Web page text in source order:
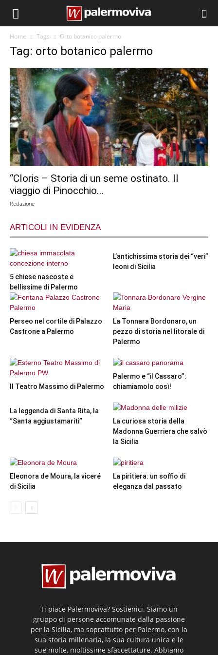
Home Tags Orto botanico palermo
Tag: orto botanico palermo
“Cloris – Storia di un seme ostinato. Il
viaggio di Pinocchio...
Redazione
ARTICOLI IN EVIDENZA
5 chiese nascoste e
bellissime di Palermo
L’antichissima storia dei “veri”
leoni di Sicilia
Perseo nel cortile di Palazzo
Castrone a Palermo
La Tonnara Bordonaro, un
pezzo di storia nel litorale di
Palermo
Il Teatro Massimo di Palermo
Palermo e “il Cassaro”:
chiamiamolo così!
La leggenda di Santa Rita, la
“Santa aggiustamariti”
La curiosa storia della
Madonna Guerriera che salvò
la Sicilia
Eleonora de Moura, la viceré
di Sicilia
La piritiera: un soffio di
eleganza dal passato
Ti piace Palermoviva? Sostienici. Siamo un
gruppo di persone accomunate dalla passione
per la Sicilia, ma soprattutto per Palermo, con la
sua storia millenaria, la sua cultura unica e le
sue molte, moltissime sfaccettature. Abbiamo